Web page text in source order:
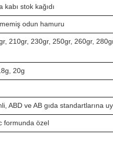
kabı stok kağıdı
odun hamuru
210gr, 230gr, 250gr, 260gr,
20g
ABD ve AB gıda standartlarına
formunda özel